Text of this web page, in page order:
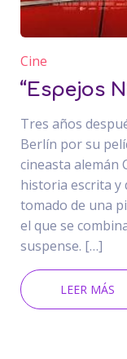
Cine
“Espejos
Tres años
Berlín por su
cineasta alemán
historia escrita y
tomado de una
el que se
suspense. […]
LEER MÁS